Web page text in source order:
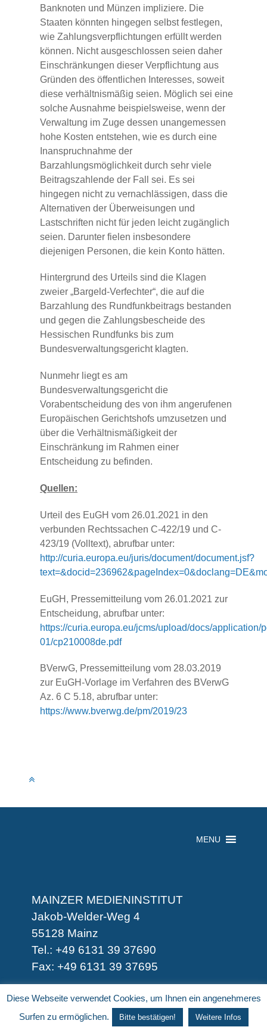
Banknoten und Münzen impliziere. Die
Staaten könnten hingegen selbst festlegen,
wie Zahlungsverpflichtungen erfüllt werden
können. Nicht ausgeschlossen seien daher
Einschränkungen dieser Verpflichtung aus
Gründen des öffentlichen Interesses, soweit
diese verhältnismäßig seien. Möglich sei eine
solche Ausnahme beispielsweise, wenn der
Verwaltung im Zuge dessen unangemessen
hohe Kosten entstehen, wie es durch eine
Inanspruchnahme der
Barzahlungsmöglichkeit durch sehr viele
Beitragszahlende der Fall sei. Es sei
hingegen nicht zu vernachlässigen, dass die
Alternativen der Überweisungen und
Lastschriften nicht für jeden leicht zugänglich
seien. Darunter fielen insbesondere
diejenigen Personen, die kein Konto hätten.
Hintergrund des Urteils sind die Klagen
zweier „Bargeld-Verfechter“, die auf die
Barzahlung des Rundfunkbeitrags bestanden
und gegen die Zahlungsbescheide des
Hessischen Rundfunks bis zum
Bundesverwaltungsgericht klagten.
Nunmehr liegt es am
Bundesverwaltungsgericht die
Vorabentscheidung des von ihm angerufenen
Europäischen Gerichtshofs umzusetzen und
über die Verhältnismäßigkeit der
Einschränkung im Rahmen einer
Entscheidung zu befinden.
Quellen:
Urteil des EuGH vom 26.01.2021 in den
verbunden Rechtssachen C-422/19 und C-
423/19 (Volltext), abrufbar unter:
http://curia.europa.eu/juris/document/document.jsf?
EuGH, Pressemitteilung vom 26.01.2021 zur
Entscheidung, abrufbar unter:
https://curia.europa.eu/jcms/upload/docs/application/
01/cp210008de.pdf
BVerwG, Pressemitteilung vom 28.03.2019
zur EuGH-Vorlage im Verfahren des BVerwG
Az. 6 C 5.18, abrufbar unter:
https://www.bverwg.de/pm/2019/23
MENU
MAINZER MEDIENINSTITUT
Jakob-Welder-Weg 4
55128 Mainz
Tel.: +49 6131 39 37690
Fax: +49 6131 39 37695
-
Diese Webseite verwendet Cookies, um Ihnen ein angenehmeres
Surfen zu ermöglichen.
Bitte bestätigen! Weitere Infos